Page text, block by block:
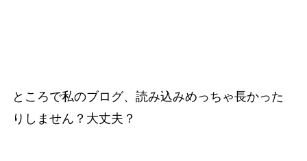
ところで私のブログ、読み込みめっちゃ長かった
りしません？大丈夫？